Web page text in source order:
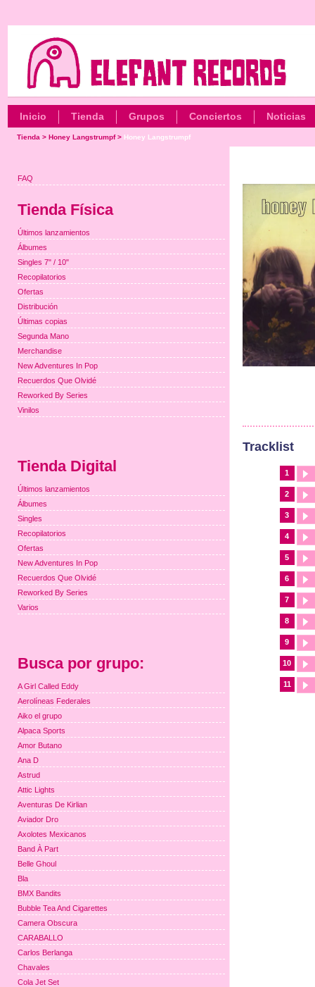
Inicio Tienda Grupos Conciertos Noticias
Tienda > Honey Langstrumpf> Honey Langstrumpf
Tracklist
1
2
3
4
5
6
7
8
9
10
11
FAQ
Tienda Física
Últimos lanzamientos
Álbumes
Singles 7" / 10"
Recopilatorios
Ofertas
Distribución
Últimas copias
Segunda Mano
Merchandise
New Adventures In Pop
Recuerdos Que Olvidé
Reworked By Series
Vinilos
Tienda Digital
Últimos lanzamientos
Álbumes
Singles
Recopilatorios
Ofertas
New Adventures In Pop
Recuerdos Que Olvidé
Reworked By Series
Varios
Busca por grupo:
A Girl Called Eddy
Aerolíneas Federales
Aiko el grupo
Alpaca Sports
Amor Butano
Ana D
Astrud
Attic Lights
Aventuras De Kirlian
Aviador Dro
Axolotes Mexicanos
Band À Part
Belle Ghoul
Bla
BMX Bandits
Bubble Tea And Cigarettes
Camera Obscura
CARABALLO
Carlos Berlanga
Chavales
Cola Jet Set